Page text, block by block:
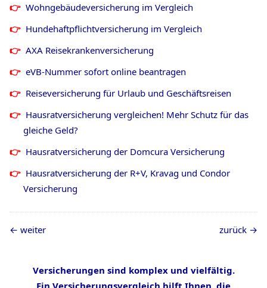
Wohngebäudeversicherung im Vergleich
Hundehaftpflichtversicherung im Vergleich
AXA Reisekrankenversicherung
eVB-Nummer sofort online beantragen
Reiseversicherung für Urlaub und Geschäftsreisen
Hausratversicherung vergleichen! Mehr Schutz für das
gleiche Geld?
Hausratversicherung der Domcura Versicherung
Hausratversicherung der R+V, Kravag und Condor
Versicherung
zurück
weiter
Versicherungen sind komplex und vielfältig.
Ein Versicherungsvergleich hilft Ihnen, die